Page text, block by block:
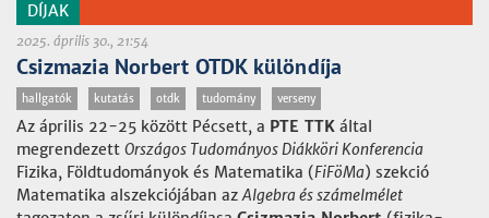
DÍJAK
2025. április 30., 21:54
Csizmazia Norbert OTDK különdíja
hallgatók kutatás otdk tudomány verseny
Az április 22-25 között Pécsett, a PTE TTK által
megrendezett Országos Tudományos Diákköri Konferencia
Fizika, Földtudományok és Matematika (FiFöMa) szekció
Matematika alszekciójában azAlgebra és számelmélet